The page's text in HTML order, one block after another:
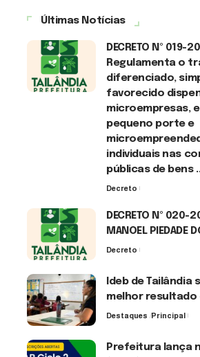
Últimas Notícias
DECRETO Nº 019-
Regulamenta o
diferenciado,
favorecido
microempresas,
pequeno porte e
individuais nas
públicas de bens
Decreto
DECRETO Nº 020-
MANOEL PIEDADE
Decreto
Ideb de Tailândia
melhor resultado
Destaques Principal
Prefeitura lança